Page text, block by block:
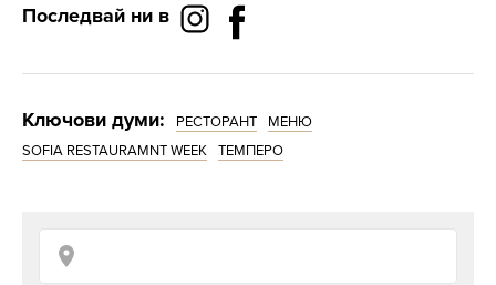
Последвай ни в
Ключови думи: РЕСТОРАНТ
МЕНЮ
SOFIA RESTAURAMNT WEEK
ТЕМПЕРО